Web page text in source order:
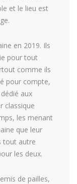
et le lieu est
en 2019. Ils
pour tout
comme ils
pour compte,
aux
classique
les menant
que leur
tout autre
les deux.
de pailles,